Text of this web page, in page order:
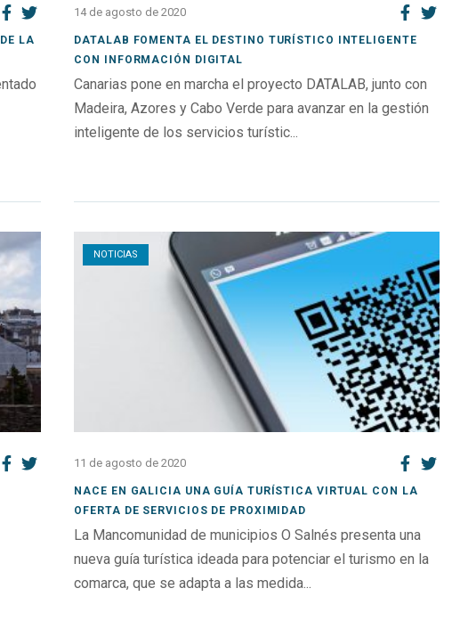
LA
14 de agosto de 2020
DATALAB FOMENTA EL DESTINO TURÍSTICO INTELIGENTE
CON INFORMACIÓN DIGITAL
Canarias pone en marcha el proyecto DATALAB, junto con
Madeira, Azores y Cabo Verde para avanzar en la gestión
inteligente de los servicios turístic...
NOTICIAS
Open post
11 de agosto de 2020
NACE EN GALICIA UNA GUÍA TURÍSTICA VIRTUAL CON LA
OFERTA DE SERVICIOS DE PROXIMIDAD
La Mancomunidad de municipios O Salnés presenta una
nueva guía turística ideada para potenciar el turismo en la
comarca, que se adapta a las medida...